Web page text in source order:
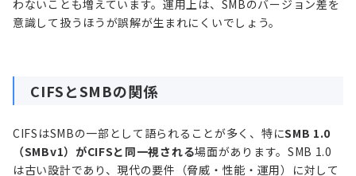
わないことも増えています。運用上は、SMBのバージョン差を
意識して扱うほうが誤解が生まれにくいでしょう。
CIFSとSMBの関係
CIFSはSMBの一部として語られることが多く、特にSMB 1.0
（SMBv1）がCIFSと同一視される場面があります。SMB 1.0
は古い設計であり、現代の要件（脅威・性能・運用）に対して